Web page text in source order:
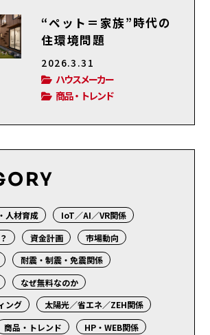
“ペット＝家族”時代の
住環境問題
2026.3.31
ハウスメーカー
商品・トレンド
人材育成
IoT／AI／VR関係
資金計画
市場動向
耐震・制震・免震関係
なぜ無料なのか
ング
太陽光／省エネ／ZEH関係
商品・トレンド
HP・WEB関係